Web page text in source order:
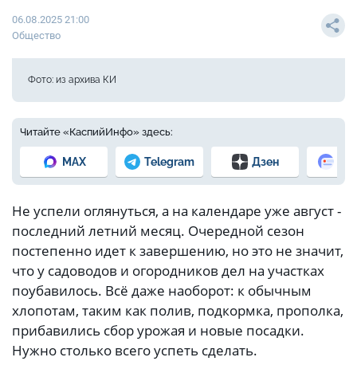
06.08.2025 21:00
Общество
Фото: из архива КИ
Читайте «КаспийИнфо» здесь:
MAX Telegram Дзен
Не успели оглянуться, а на календаре уже август -
последний летний месяц. Очередной сезон
постепенно идет к завершению, но это не значит,
что у садоводов и огородников дел на участках
поубавилось. Всё даже наоборот: к обычным
хлопотам, таким как полив, подкормка, прополка,
прибавились сбор урожая и новые посадки.
Нужно столько всего успеть сделать.